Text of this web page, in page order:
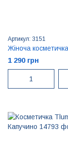
Артикул: 3151
1 290 грн